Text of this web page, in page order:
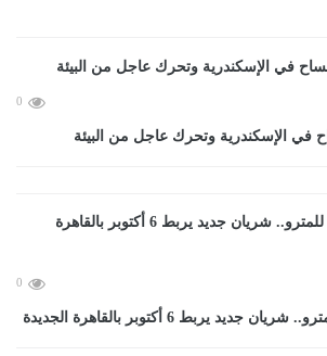
0
في الإسكندرية وتحرك عاجل من البيئة
0
يربط 6 أكتوبر بالقاهرة الجديدة